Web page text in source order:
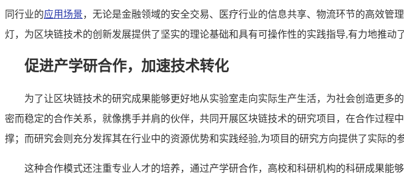
同行业的应用场景，无论是金融领域的安全交易、医疗行业的信息共享、物流环节的高效管
灯，为区块链技术的创新发展提供了坚实的理论基础和具有可操作性的实践指导,有力地推动
促进产学研合作，加速技术转化
为了让区块链技术的研究成果能够更好地从实验室走向实际生产生活，为社会创造更
密而稳定的合作关系，就像携手并肩的伙伴，共同开展区块链技术的研究项目，在合作过
撑；而研究会则充分发挥其在行业中的资源优势和实践经验,为项目的研究方向提供了实际的
这种合作模式还注重专业人才的培养，通过产学研合作，高校和科研机构的科研成果